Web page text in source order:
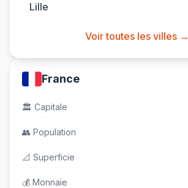
Lille
Voir toutes les villes →
France
🏛️ Capitale
👥 Population
📐 Superficie
💰 Monnaie